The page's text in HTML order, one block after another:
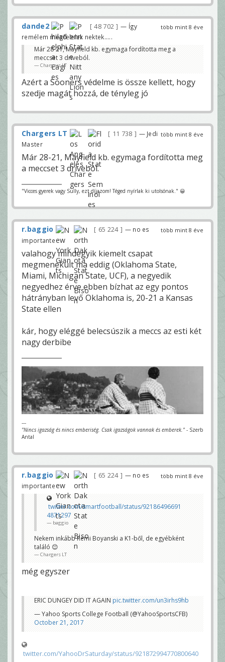
több mint 8 éve
dande2 48 702
— Így
remélem megfelelek nektek.....
Már 28-21, Mayfield kb. egymaga fordította meg a
meccset 3 driveból.
Chargers LT
Azért a Sooners védelme is össze kellett, hogy
szedje magát hozzá, de tényleg jó
több mint 8 éve
Chargers LT 11 738
— Jedi
Master
Már 28-21, Mayfield kb. egymaga fordította meg
a meccset 3 driveból.
"Vicces gyerek vagy Sully, ezt díjazom! Téged nyírlak ki utolsónak." 😀
több mint 8 éve
r.baggio 65 224
— no es
importante
valahogy mindegyik kiemelt csapat
megmenekült ma eddig (Oklahoma State,
Miami, Michigan State, UCF), a negyedik
negyedhez érve ebben bízhat az egy pontos
hátrányban levő Oklahoma is, 20-21 a Kansas
State ellen
kár, hogy eléggé belecsúszik a meccs az esti két
nagy derbibe
---
"Nincs igazság és nincs emberiség. Csak igazságok vannak és emberek." - Szerb
Antal
több mint 8 éve
r.baggio 65 224
— no es
importante
twitter.com/smartfootball/status/92186496691
4871297
baggio
Nekem inkább Remi Boyanski a K1-ből, de egyébként
találó 😊
Chargers LT
még egyszer
ERIC DUNGEY DID IT AGAIN pic.twitter.com/un3irhs9hb
— Yahoo Sports College Football (@YahooSportsCFB)
October 21, 2017
twitter.com/YahooDrSaturday/status/921872994770800640